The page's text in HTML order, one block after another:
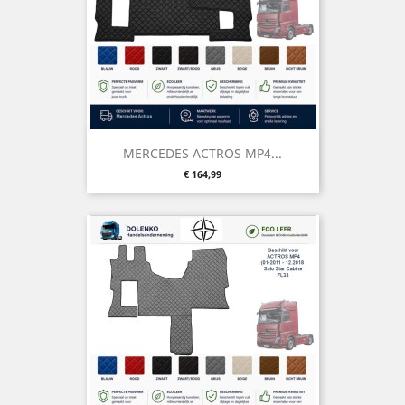
MERCEDES ACTROS MP4...
Prijs
€ 164,99